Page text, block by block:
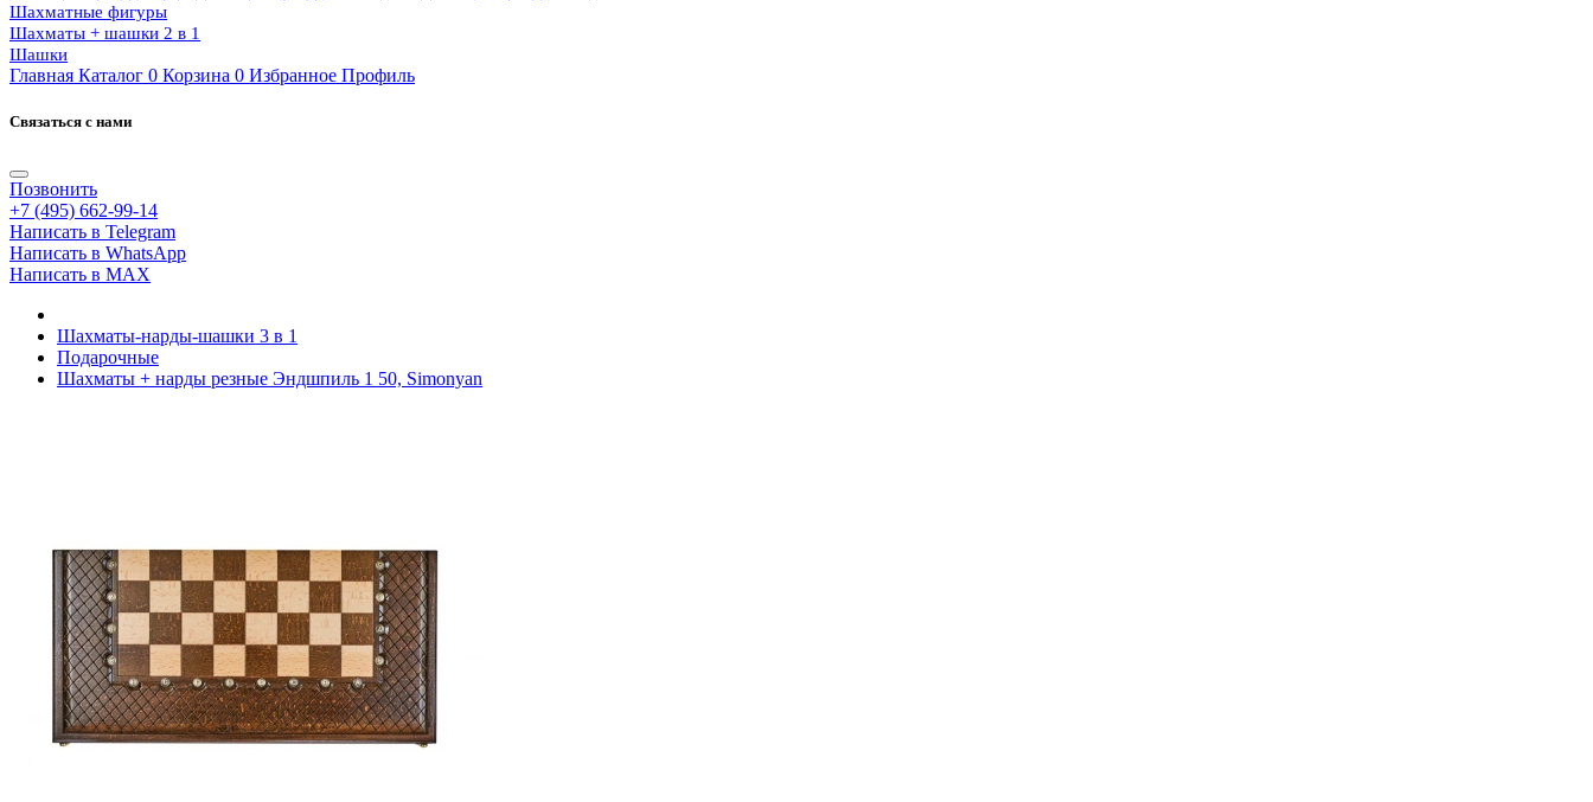
Шахматные фигуры
Шахматы + шашки 2 в 1
Шашки
Главная Каталог 0 Корзина 0 Избранное Профиль
Связаться с нами
Позвонить
+7 (495) 662-99-14
Написать в Telegram
Написать в WhatsApp
Написать в MAX
Шахматы-нарды-шашки 3 в 1
Подарочные
Шахматы + нарды резные Эндшпиль 1 50, Simonyan